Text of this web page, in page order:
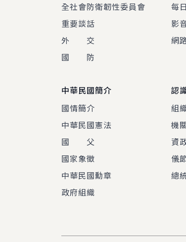
全社會防衛韌性委員會
重要談話
外 交
國 防
每
影
網
中華民國簡介
國情簡介
中華民國憲法
國 父
國家象徵
中華民國勳章
政府組織
認
組
機
資
儀
總